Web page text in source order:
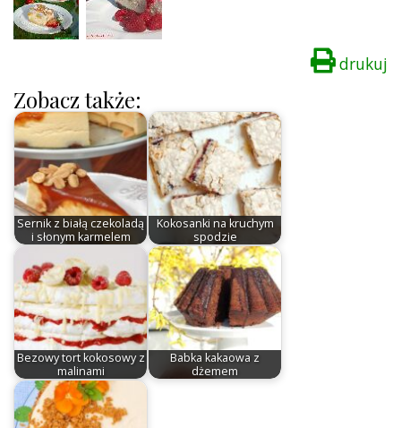
drukuj
Zobacz także:
Sernik z białą czekoladą
i słonym karmelem
Kokosanki na kruchym
spodzie
Bezowy tort kokosowy z
malinami
Babka kakaowa z
dżemem